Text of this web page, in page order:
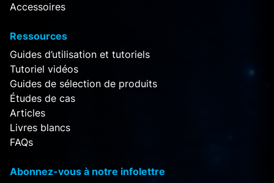
Accessoires
Ressources
Guides d’utilisation et tutoriels
Tutoriel vidéos
Guides de sélection de produits
Études de cas
Articles
Livres blancs
FAQs
Abonnez-vous à notre infolettre